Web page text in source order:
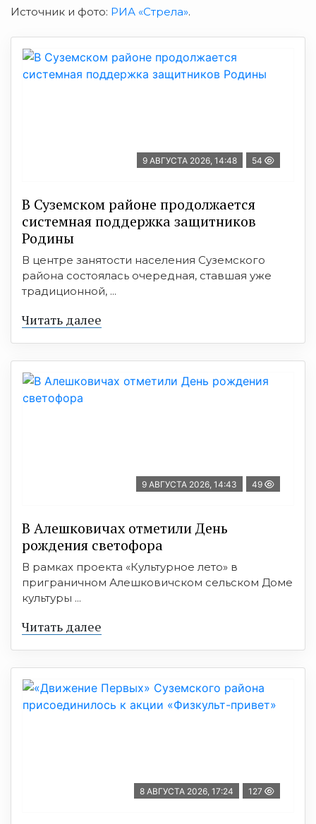
Источник и фото: РИА «Стрела».
9 АВГУСТА 2026, 14:48 54
В Суземском районе продолжается
системная поддержка защитников
Родины
В центре занятости населения Суземского
района состоялась очередная, ставшая уже
традиционной, ...
Читать далее
9 АВГУСТА 2026, 14:43 49
В Алешковичах отметили День
рождения светофора
В рамках проекта «Культурное лето» в
приграничном Алешковичском сельском Доме
культуры ...
Читать далее
8 АВГУСТА 2026, 17:24 127